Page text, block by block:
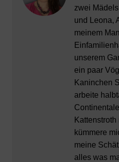
zwei
und Leona,
meinem
unserem
ein paar
Kaninchen
arbeite
kümmere
meine
alles was